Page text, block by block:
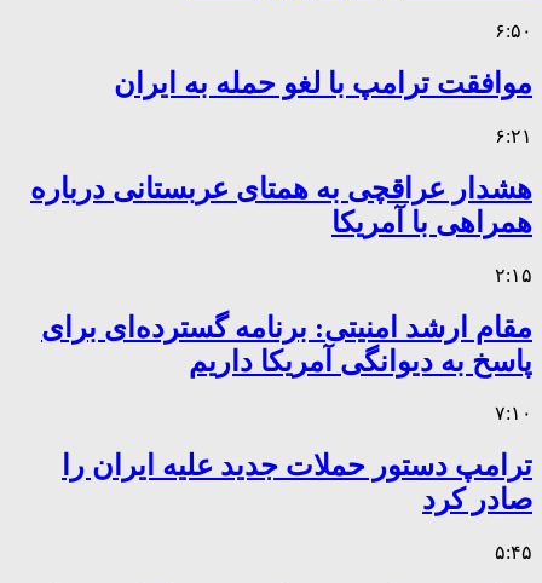
۶:۵۰
موافقت ترامپ با لغو حمله به ایران
۶:۲۱
هشدار عراقچی به همتای عربستانی درباره
همراهی با آمریکا
۲:۱۵
مقام ارشد امنیتی: برنامه گسترده‌ای برای
پاسخ به دیوانگی آمریکا داریم
۷:۱۰
ترامپ دستور حملات جدید علیه ایران را
صادر کرد
۵:۴۵